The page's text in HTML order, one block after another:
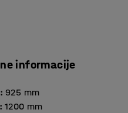
informacije
: 925 mm
: 1200 mm